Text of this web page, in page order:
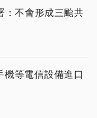
：不會形成三颱共
等電信設備進口